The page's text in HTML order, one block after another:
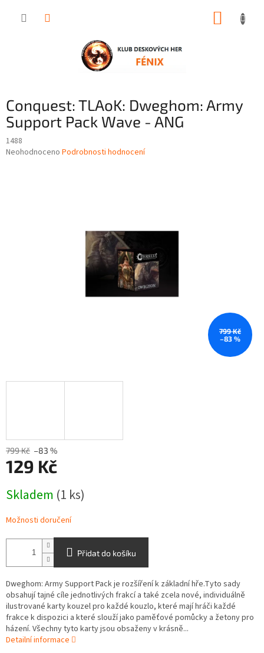
Conquest: TLAoK: Dweghom: Army
Support Pack Wave - ANG
1488
Průměrné
Neohodnoceno Podrobnosti hodnocení
799 Kč
–83 %
799 Kč –83 %
129 Kč
cena:
Skladem (1 ks)
Možnosti doručení
Přidat do košíku
Dweghom: Army Support Pack je rozšíření k základní hře.Tyto sady
obsahují tajné cíle jednotlivých frakcí a také zcela nové, individuálně
ilustrované karty kouzel pro každé kouzlo, které mají hráči každé
frakce k dispozici a které slouží jako paměťové pomůcky a žetony pro
házení. Všechny tyto karty jsou obsaženy v krásně...
Detailní informace